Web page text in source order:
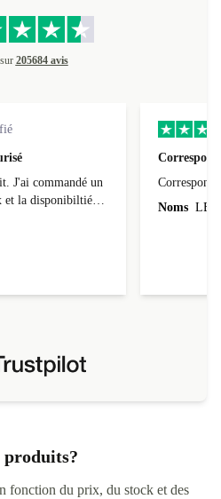
205684 avis
J'ai commandé un
et la disponibiltié
choisies.
Correspond
Noms LEO
produits?
fonction du prix, du stock et des